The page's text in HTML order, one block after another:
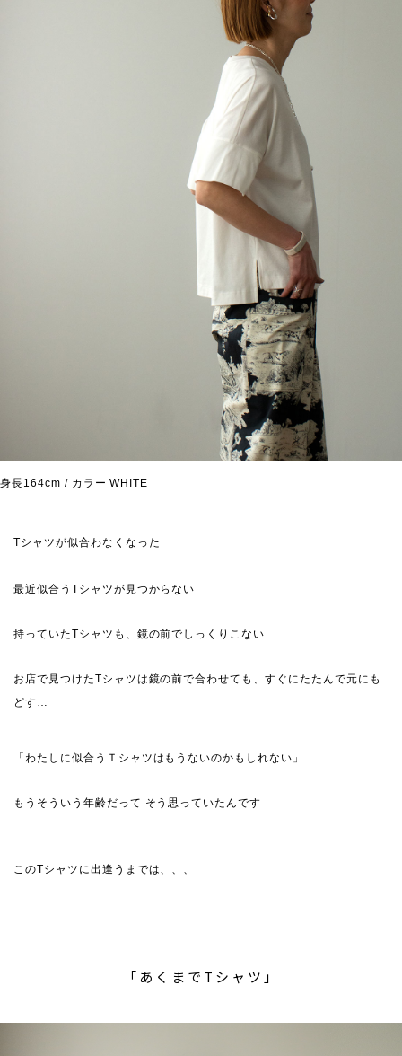
身長164cm / カラー WHITE
Tシャツが似合わなくなった
最近似合うTシャツが見つからない
持っていたTシャツも、鏡の前でしっくりこない
お店で見つけたTシャツは鏡の前で合わせても、すぐにたたんで元にも
どす…
「わたしに似合うＴシャツはもうないのかもしれない」
もうそういう年齢だって そう思っていたんです
このTシャツに出逢うまでは、、、
「あくまでTシャツ」